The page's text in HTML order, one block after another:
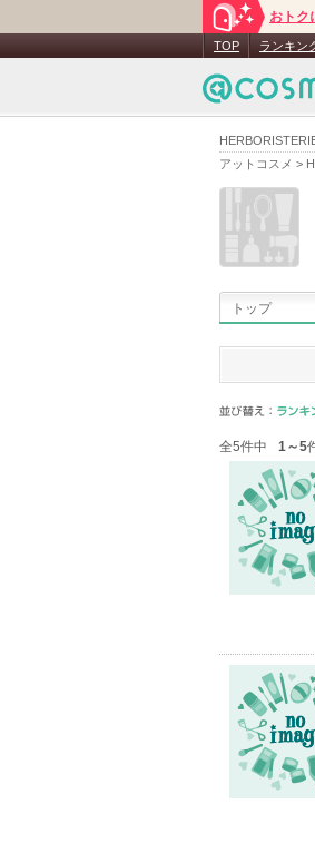
アットコスメ >
おトク
TOP ランキン
トップ
全5件中 1～5